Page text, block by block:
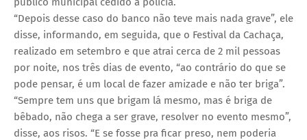
“Depois desse caso do banco não teve mais nada grave”, ele
disse, informando, em seguida, que o Festival da Cachaça,
realizado em setembro e que atrai cerca de 2 mil pessoas
por noite, nos três dias de evento, “ao contrário do que se
pode pensar, é um local de fazer amizade e não ter briga”.
“Sempre tem uns que brigam lá mesmo, mas é briga de
bêbado, não chega a ser grave, resolver no evento mesmo”,
disse, aos risos. “E se fosse pra ficar preso, nem poderia